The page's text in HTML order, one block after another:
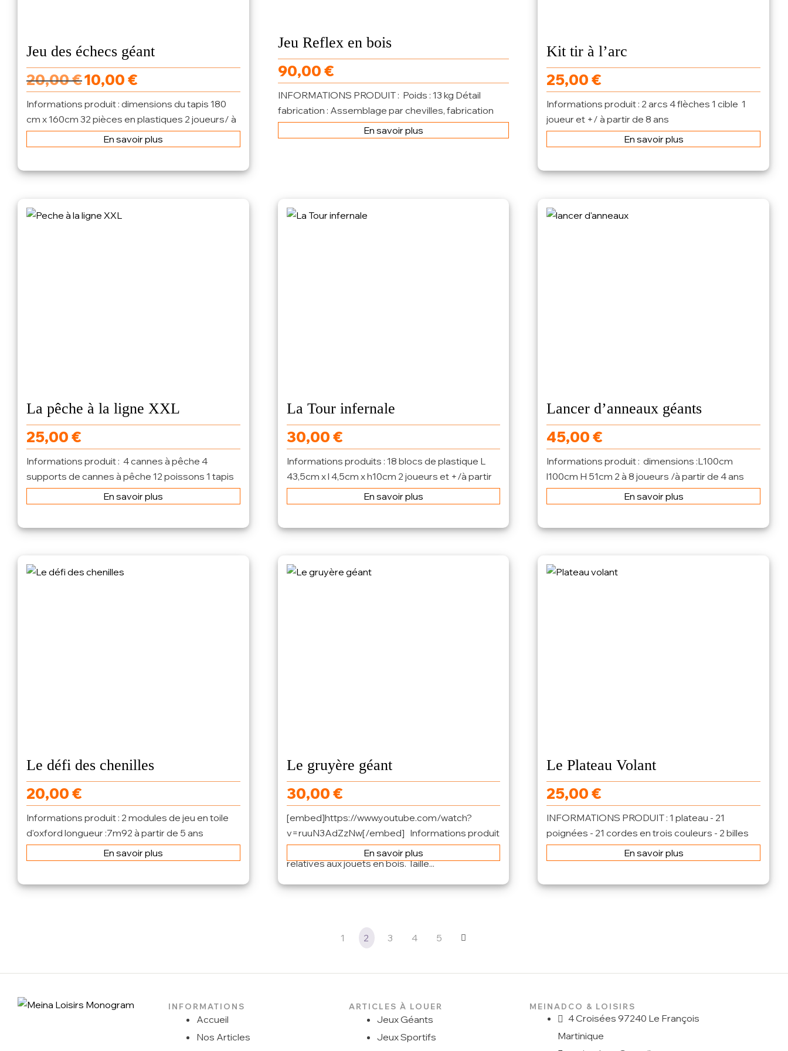
Jeu des échecs géant
20,00€10,00€
Informations produit : dimensions du tapis 180
cm x 160cm 32 pièces en plastiques 2 joueurs/ à
partir de 6...
En savoir plus
Jeu Reflex en bois
90,00€
INFORMATIONS PRODUIT : Poids : 13 kg Détail
fabrication : Assemblage par chevilles, fabrication
artisanale Matières principales : Bois, contreplaqué...
En savoir plus
Kit tir à l’arc
25,00€
Informations produit : 2 arcs 4 flèches 1 cible 1
joueur et +/ à partir de 8 ans
En savoir plus
La pêche à la ligne XXL
25,00€
Informations produit : 4 cannes à pêche 4
supports de cannes à pêche 12 poissons 1 tapis
de jeu 1...
En savoir plus
La Tour infernale
30,00€
Informations produits : 18 blocs de plastique L
43,5cm x l 4,5cm x h10cm 2 joueurs et +/à partir
de ...
En savoir plus
Lancer d’anneaux géants
45,00€
Informations produit : dimensions :L100cm
l100cm H 51cm 2 à 8 joueurs /à partir de 4 ans
En savoir plus
Le défi des chenilles
20,00€
Informations produit : 2 modules de jeu en toile
d'oxford longueur :7m92 à partir de 5 ans
En savoir plus
Le gruyère géant
30,00€
[embed]https://www.youtube.com/watch?
v=ruuN3AdZzNw[/embed] Informations produit
: Jeu 100% en bois. Répond à toutes les normes
relatives aux jouets en bois. Taille...
En savoir plus
Le Plateau Volant
25,00€
INFORMATIONS PRODUIT : 1 plateau - 21
poignées - 21 cordes en trois couleurs - 2 billes
en verre -...
En savoir plus
1 2 3 4 5
INFORMATIONS
Accueil
Nos Articles
ARTICLES À LOUER
Jeux Géants
Jeux Sportifs
MEINADCO & LOISIRS
4 Croisées 97240 Le François
Martinique